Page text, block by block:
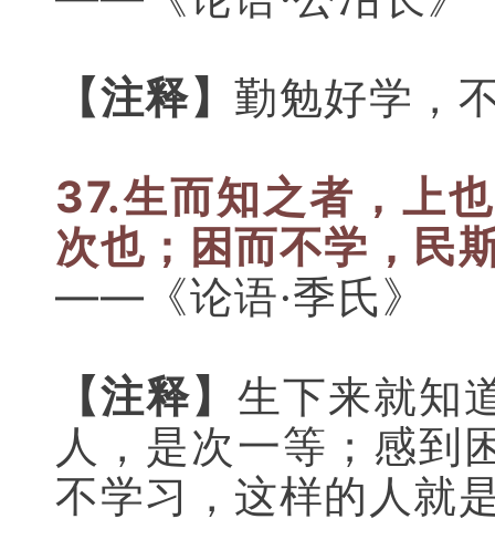
【注释】 勤勉好学，
37.生而知之者，上
次也；困而不学，民
——《论语·季氏》
【注释】 生下来就知
人，是次一等；感到
不学习，这样的人就